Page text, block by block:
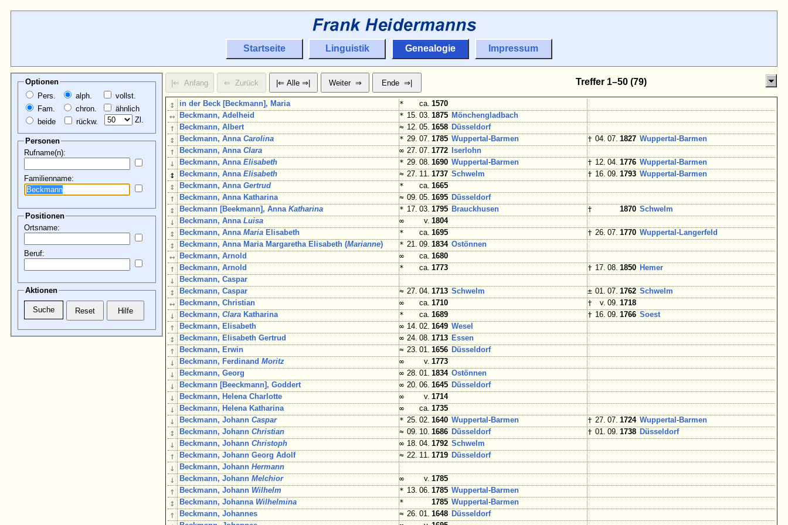
Startseite Linguistik Genealogie Impressum
Optionen
Pers.
Fam.
beide
alph.
chron.
rückw.
vollst.
ähnlich
Zl.
Personen
Rufname(n):
Familienname:
Positionen
Ortsname:
Beruf:
Aktionen
Treffer 1–50 (79)
↕ in der Beck [Beckmann], Maria * ca. 1570
↔ Beckmann, Adelheid * 15. 03. 1875 Mönchengladbach
↑ Beckmann, Albert ≈ 12. 05. 1658 Düsseldorf
↕ Beckmann, AnnaCarolina * 29. 07. 1785 Wuppertal-Barmen † 04. 07. 1827 Wuppertal-Barmen
↑ Beckmann, AnnaClara ∞ 27. 07. 1772 Iserlohn
↓ Beckmann, AnnaElisabeth * 29. 08. 1690 Wuppertal-Barmen † 12. 04. 1776 Wuppertal-Barmen
↕ Beckmann, AnnaElisabeth ≈ 27. 11. 1737 Schwelm † 16. 09. 1793 Wuppertal-Barmen
↕ Beckmann, AnnaGertrud * ca. 1665
↑ Beckmann, Anna Katharina ≈ 09. 05. 1695 Düsseldorf
↕ Beckmann [Beekmann], AnnaKatharina * 17. 03. 1795 Brauckhusen † 1870 Schwelm
↓ Beckmann, AnnaLuisa ∞ v. 1804
↕ Beckmann, AnnaMaria Elisabeth * ca. 1695 † 26. 07. 1770 Wuppertal-Langerfeld
↕ Beckmann, Anna Maria Margaretha Elisabeth (Marianne) * 21. 09. 1834 Ostönnen
↔ Beckmann, Arnold ∞ ca. 1680
↑ Beckmann, Arnold * ca. 1773 † 17. 08. 1850 Hemer
↓ Beckmann, Caspar
↕ Beckmann, Caspar ≈ 27. 04. 1713 Schwelm ± 01. 07. 1762 Schwelm
↔ Beckmann, Christian ∞ ca. 1710 † v. 09. 1718
↓ Beckmann,Clara Katharina * ca. 1689 † 16. 09. 1766 Soest
↑ Beckmann, Elisabeth ∞ 14. 02. 1649 Wesel
↕ Beckmann, Elisabeth Gertrud ∞ 24. 08. 1713 Essen
↑ Beckmann, Erwin ≈ 23. 01. 1656 Düsseldorf
↓ Beckmann, FerdinandMoritz ∞ v. 1773
↓ Beckmann, Georg ∞ 28. 01. 1834 Ostönnen
↓ Beckmann [Beeckmann], Goddert ∞ 20. 06. 1645 Düsseldorf
↓ Beckmann, Helena Charlotte ∞ v. 1714
↓ Beckmann, Helena Katharina ∞ ca. 1735
↓ Beckmann, JohannCaspar * 25. 02. 1640 Wuppertal-Barmen † 27. 07. 1724 Wuppertal-Barmen
↕ Beckmann, JohannChristian ≈ 09. 10. 1686 Düsseldorf † 01. 09. 1738 Düsseldorf
↓ Beckmann, JohannChristoph ∞ 18. 04. 1792 Schwelm
↑ Beckmann, Johann Georg Adolf ≈ 22. 11. 1719 Düsseldorf
↓ Beckmann, JohannHermann
↓ Beckmann, JohannMelchior ∞ v. 1785
↑ Beckmann, Johann Wilhelm * 13. 06. 1785 Wuppertal-Barmen
↕ Beckmann, Johanna Wilhelmina * 1785 Wuppertal-Barmen
↑ Beckmann, Johannes ≈ 26. 01. 1648 Düsseldorf